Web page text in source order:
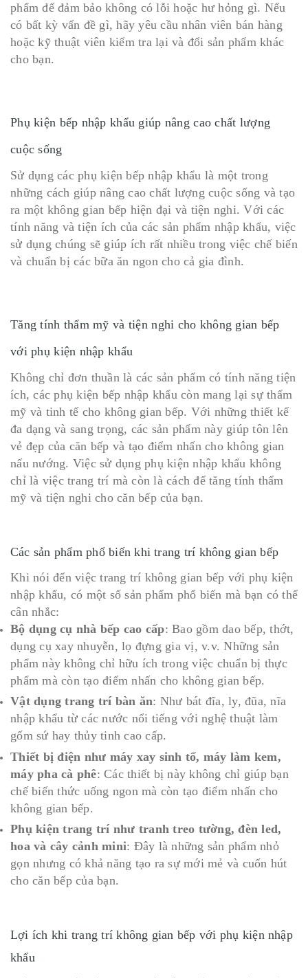
phẩm để đảm bảo không có lỗi hoặc hư hỏng gì. Nếu
có bất kỳ vấn đề gì, hãy yêu cầu nhân viên bán hàng
hoặc kỹ thuật viên kiểm tra lại và đổi sản phẩm khác
cho bạn.
Phụ kiện bếp nhập khẩu giúp nâng cao chất lượng
cuộc sống
Sử dụng các phụ kiện bếp nhập khẩu là một trong
những cách giúp nâng cao chất lượng cuộc sống và tạo
ra một không gian bếp hiện đại và tiện nghi. Với các
tính năng và tiện ích của các sản phẩm nhập khẩu, việc
sử dụng chúng sẽ giúp ích rất nhiều trong việc chế biến
và chuẩn bị các bữa ăn ngon cho cả gia đình.
Tăng tính thẩm mỹ và tiện nghi cho không gian bếp
với phụ kiện nhập khẩu
Không chỉ đơn thuần là các sản phẩm có tính năng tiện
ích, các phụ kiện bếp nhập khẩu còn mang lại sự thẩm
mỹ và tinh tế cho không gian bếp. Với những thiết kế
đa dạng và sang trọng, các sản phẩm này giúp tôn lên
vẻ đẹp của căn bếp và tạo điểm nhấn cho không gian
nấu nướng. Việc sử dụng phụ kiện nhập khẩu không
chỉ là việc trang trí mà còn là cách để tăng tính thẩm
mỹ và tiện nghi cho căn bếp của bạn.
Các sản phẩm phổ biến khi trang trí không gian bếp
Khi nói đến việc trang trí không gian bếp với phụ kiện
nhập khẩu, có một số sản phẩm phổ biến mà bạn có thể
cân nhắc:
Bộ dụng cụ nhà bếp cao cấp: Bao gồm dao bếp, thớt,
dụng cụ xay nhuyễn, lọ đựng gia vị, v.v. Những sản
phẩm này không chỉ hữu ích trong việc chuẩn bị thực
phẩm mà còn tạo điểm nhấn cho không gian bếp.
Vật dụng trang trí bàn ăn: Như bát đĩa, ly, đũa, nĩa
nhập khẩu từ các nước nổi tiếng với nghệ thuật làm
gốm sứ hay thủy tinh cao cấp.
Thiết bị điện như máy xay sinh tố, máy làm kem,
máy pha cà phê: Các thiết bị này không chỉ giúp bạn
chế biến thức uống ngon mà còn tạo điểm nhấn cho
không gian bếp.
Phụ kiện trang trí như tranh treo tường, đèn led,
hoa và cây cảnh mini: Đây là những sản phẩm nhỏ
gọn nhưng có khả năng tạo ra sự mới mẻ và cuốn hút
cho căn bếp của bạn.
Lợi ích khi trang trí không gian bếp với phụ kiện nhập
khẩu